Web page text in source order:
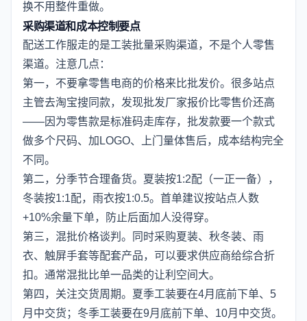
换不用整件重做。
采购渠道和成本控制要点
配送工作服走的是工装批量采购渠道，不是个人零售
渠道。注意几点：
第一，不要拿零售电商的价格来比批发价。很多站点
主管去淘宝搜同款，发现批发厂家报价比零售价还高
——因为零售款是标准码走库存，批发款要一个款式
做多个尺码、加LOGO、上门量体售后，成本结构完全
不同。
第二，分季节合理备货。夏装按1:2配（一正一备），
冬装按1:1配，雨衣按1:0.5。首单建议按站点人数
+10%余量下单，防止后面加人没得穿。
第三，混批价格谈判。同时采购夏装、秋冬装、雨
衣、触屏手套等配套产品，可以要求供应商给综合折
扣。通常混批比单一品类的让利空间大。
第四，关注交货周期。夏季工装要在4月底前下单、5
月中交货；冬季工装要在9月底前下单、10月中交货。